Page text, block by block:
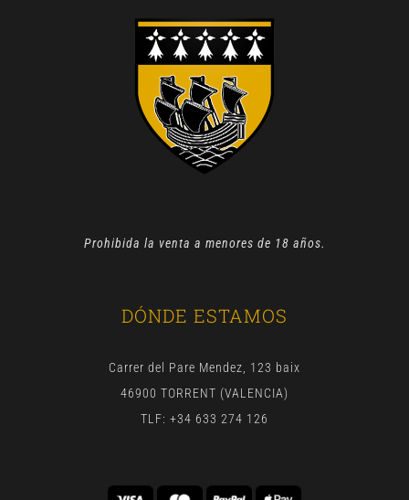
Prohibida la venta a menores de 18 años.
DÓNDE ESTAMOS
Carrer del Pare Mendez, 123 baix
46900 TORRENT (VALENCIA)
TLF: +34 633 274 126